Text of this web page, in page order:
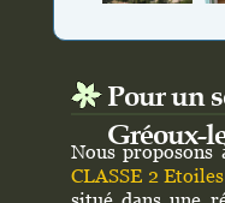
Pour un
Gréoux-
Nous
CLASSE 2 Etoiles